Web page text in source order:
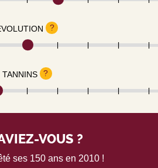
?
TANNINS ?
VOUS ?
ses 150 ans en 2010 !